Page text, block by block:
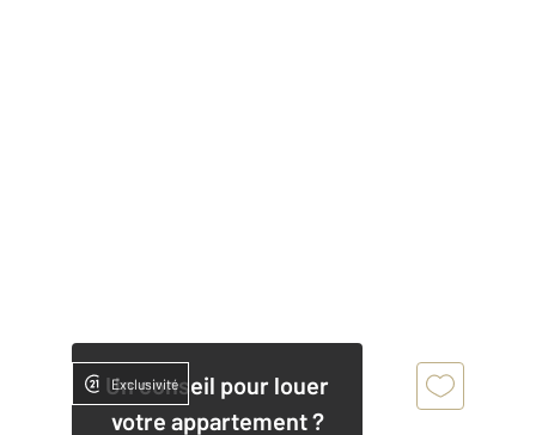
Un conseil pour louer
votre appartement ?
Exclusivité